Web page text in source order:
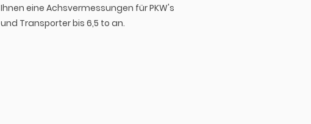
Ihnen eine Achsvermessungen für PKW's
und Transporter bis 6,5 to an.